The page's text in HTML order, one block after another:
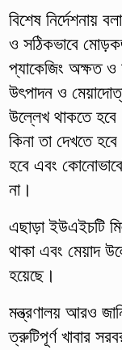
বিশেষ নির্দেশনায়
ও সঠিকভাবে
প্যাকেজিং অক্ষত ও
উৎপাদন ও
উল্লেখ থাকতে
কিনা তা দেখতে
হবে এবং
না।
এছাড়া ইউএইচটি
থাকা এবং মেয়াদ
হয়েছে।
মন্ত্রণালয় আরও
ত্রুটিপূর্ণ খাবার